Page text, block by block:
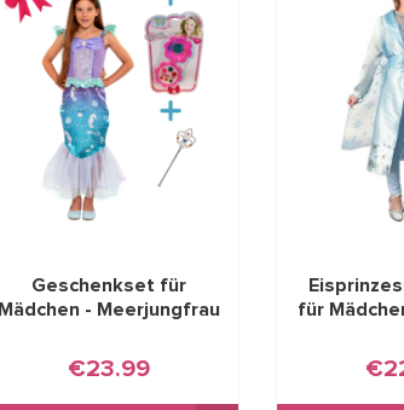
Geschenkset für
Mädchen - Meerjungfrau
€23.99
für